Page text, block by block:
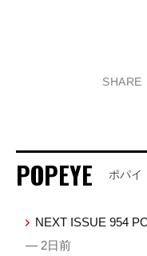
SHARE
POPEYE ポパイ
NEXT ISSUE 954
— 2日前